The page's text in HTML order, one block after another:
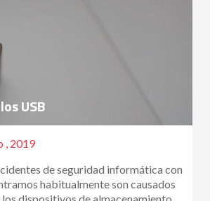
USB
, 2019
de seguridad informática con
habitualmente son causados